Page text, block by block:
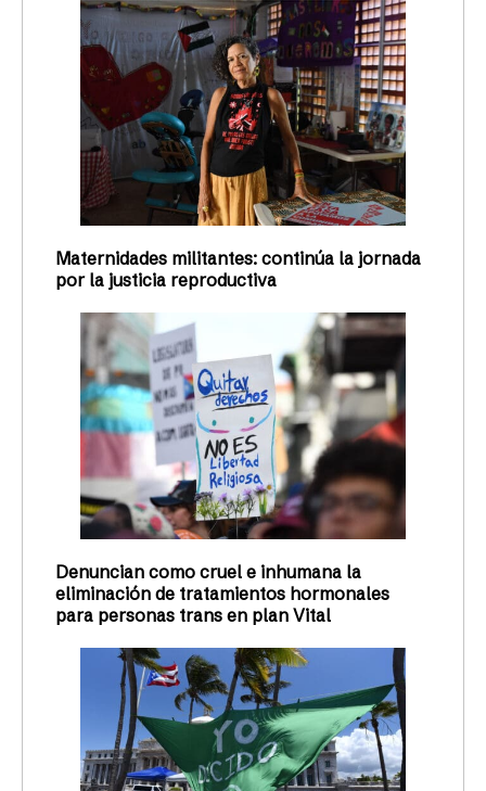
Maternidades militantes: continúa la jornada
por la justicia reproductiva
Denuncian como cruel e inhumana la
eliminación de tratamientos hormonales
para personas trans en plan Vital